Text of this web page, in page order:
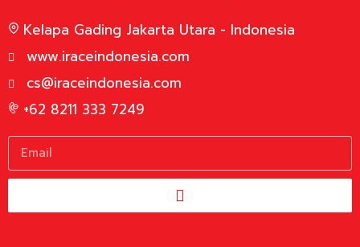
Kelapa Gading Jakarta Utara - Indonesia
www.iraceindonesia.com
cs@iraceindonesia.com
+62 8211 333 7249